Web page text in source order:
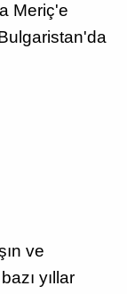
Meriç'e
ve
yıllar